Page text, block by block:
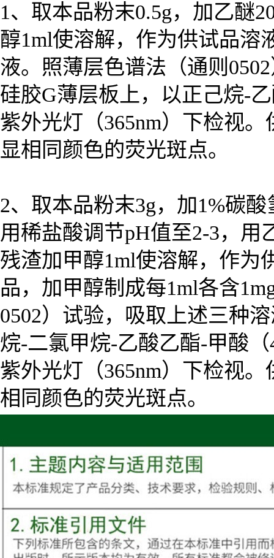
1、取本品粉末0.5g，加乙醚
醇1ml使溶解，作为供试品溶
液。照薄层色谱法（通则
硅胶G薄层板上，以正己烷-
紫外光灯（365nm）下检视
显相同颜色的荧光斑点。
2、取本品粉末3g，加1%碳
用稀盐酸调节pH值至2-3，用
残渣加甲醇1ml使溶解，作为
品，加甲醇制成每1ml各含
0502）试验，吸取上述三种
烷-二氯甲烷-乙酸乙酯-甲酸
紫外光灯（365nm）下检视
相同颜色的荧光斑点。